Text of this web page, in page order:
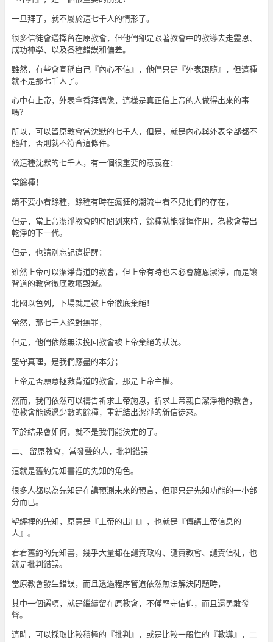
一旦拜了，就不屬於這七千人的情形了。
很多信徒會選擇留在原教會，但他們卻是跟著教會中的教導去走靈恩、
成功神學、以及各種錯誤和偏差。
雖然，有些會宣稱自己『內心不信』，他們只是『外表跟隨』，但這種
就不是那七千人了。
心中有上帝，外表拿香拜偶像，這樣是真正信上帝的人做得出來的事
嗎？
所以，可以留原教會當沈默的七千人，但是，就是內心與外表全部都不
能拜，否則就不符合這條件。
做這種沈默的七千人，有一個很重要的意義在：
當餘種！
請不要小看餘種，餘種有時在瘋狂的潮流中看不見他們的存在，
但是，當上帝潔淨教會的時間到來時，餘種就能發揮作用，為教會帶出
乾淨的下一代。
但是，也請別忘記這提醒：
雖然上帝可以潔淨背道的教會，但上帝有時也未必會施恩潔淨，而是讓
背道的教會徹底敗壞毀滅。
北國以色列，下場就是被上帝徹底棄絕！
當然，那七千人絕對無罪，
但是，他們依然無法挽回教會被上帝棄絕的狀況。
堅守真理，是我們應盡的本分；
上帝是否願意拯救背道的教會，那是上帝主權。
然而，我們依然可以禱告祈求上帝施恩，祈求上帝親自潔淨祂的教會，
使教會能透過少數的餘種，重新結出潔淨的新信徒來。
至於結果會如何，就不是我們能決定的了。
二、 留原教會，當發聲的人，批判錯誤
這就是舊約先知書裡的先知的角色。
很多人都以為先知是在講預測未來的預言，但那只是先知功能的一小部
分而已。
聖經裡的先知，原意是『上帝的出口』，也就是『傳講上帝信息的
人』。
看看舊約的先知書，幾乎大量都在譴責政府、譴責教會、譴責信徒，也
就是批判錯誤。
當原教會發生錯誤，而且透過程序管道依然無法解決問題時，
其中一個選項，就是繼續留在原教會，不僅堅守信仰，而且還勇敢發
聲。
這時，可以採取比較積極的『批判』，或是比較一般性的『教導』，二